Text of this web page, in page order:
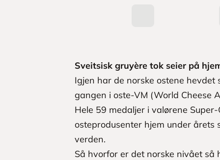
Sveitsisk gruyère tok seier på
Igjen har de norske ostene
gangen i oste-VM (World Cheese
Hele 59 medaljer i valørene
osteprodusenter hjem under årets
verden.
Så hvorfor er det norske nivået så